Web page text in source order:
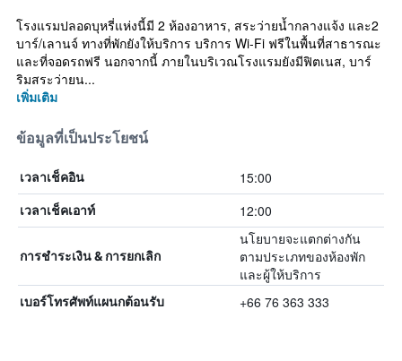
โรงแรมปลอดบุหรี่แห่งนี้มี 2 ห้องอาหาร, สระว่ายน้ำกลางแจ้ง และ2
บาร์/เลานจ์ ทางที่พักยังให้บริการ บริการ Wi-Fi ฟรีในพื้นที่สาธารณะ
และที่จอดรถฟรี นอกจากนี้ ภายในบริเวณโรงแรมยังมีฟิตเนส, บาร์
ริมสระว่ายน...
เพิ่มเติม
ข้อมูลที่เป็นประโยชน์
เวลาเช็คอิน 15:00
เวลาเช็คเอาท์ 12:00
การชำระเงิน & การยกเลิก
นโยบายจะแตกต่างกัน
ตามประเภทของห้องพัก
และผู้ให้บริการ
เบอร์โทรศัพท์แผนกต้อนรับ +66 76 363 333